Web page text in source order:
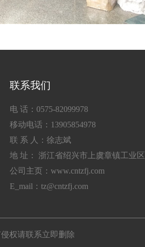
联系我们
电 话：0575-82099978
移动电话：13905854978
联 系 人：徐志斌
地 址： 浙江省绍兴市上虞章镇工业区
公司主页：www.cntzfj.com
E_mail：tz@cntzfj.com
权请联系立即删除